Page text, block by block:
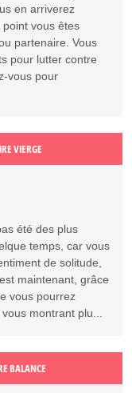
en arriverez
vous êtes
partenaire. Vous
pour lutter contre
vous pour
VIERGE
été des plus
temps, car vous
de solitude,
maintenant, grâce
vous pourrez
montrant plu...
BALANCE